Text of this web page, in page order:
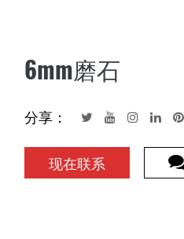
6mm磨石
分享：
现在联系